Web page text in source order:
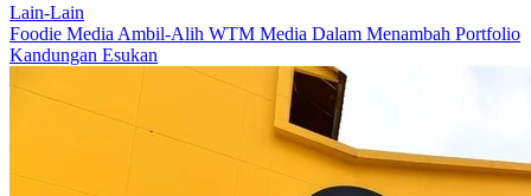
Lain-Lain
Foodie Media Ambil-Alih WTM Media Dalam Menambah Portfolio
Kandungan Esukan